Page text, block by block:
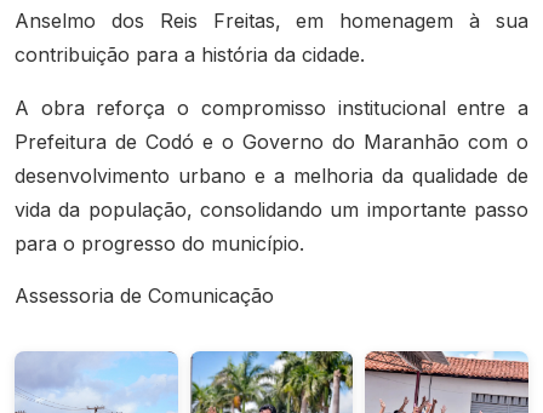
Anselmo dos Reis Freitas, em homenagem à sua
contribuição para a história da cidade.
A obra reforça o compromisso institucional entre a
Prefeitura de Codó e o Governo do Maranhão com o
desenvolvimento urbano e a melhoria da qualidade de
vida da população, consolidando um importante passo
para o progresso do município.
Assessoria de Comunicação